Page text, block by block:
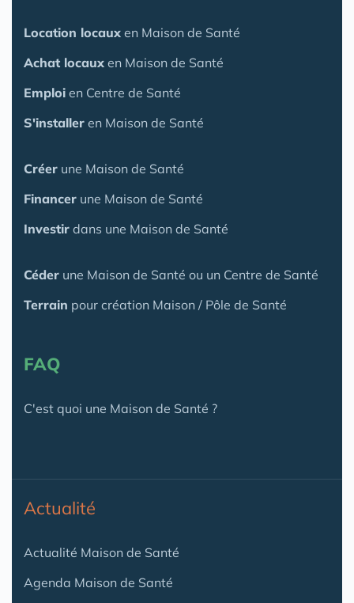
Location locaux en Maison de Santé
Achat locaux en Maison de Santé
Emploi en Centre de Santé
S'installer en Maison de Santé
Créer une Maison de Santé
Financer une Maison de Santé
Investir dans une Maison de Santé
Céder une Maison de Santé ou un Centre de Santé
Terrain pour création Maison / Pôle de Santé
FAQ
C'est quoi une Maison de Santé ?
Actualité
Actualité Maison de Santé
Agenda Maison de Santé